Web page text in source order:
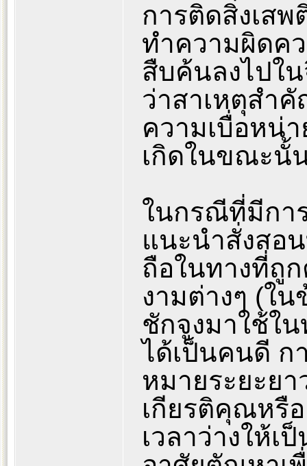
การติดสิ่งเสพ
ทำความผิดค
สืบค้นลงไปใ
ว่าสาเหตุสำ
ความเบื่อหน่
เกิดในขณะนั้
ในกรณีที่มีกา
แนะนำสั่งสอ
ถือในทางที่ถู
งามต่างๆ (ใ
ชักจูงมาใช้ใ
ได้เป็นคนดี ก
หมายระยะย
เกียรติคุณหรื
เวลาว่างให้เ